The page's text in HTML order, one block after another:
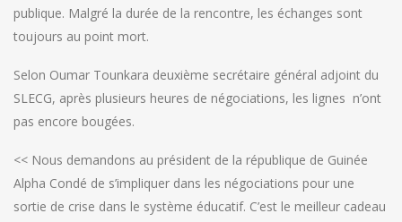
publique. Malgré la durée de la rencontre, les échanges sont
toujours au point mort.
Selon Oumar Tounkara deuxième secrétaire général adjoint du
SLECG, après plusieurs heures de négociations, les lignes n’ont
pas encore bougées.
<< Nous demandons au président de la république de Guinée
Alpha Condé de s’impliquer dans les négociations pour une
sortie de crise dans le système éducatif. C’est le meilleur cadeau